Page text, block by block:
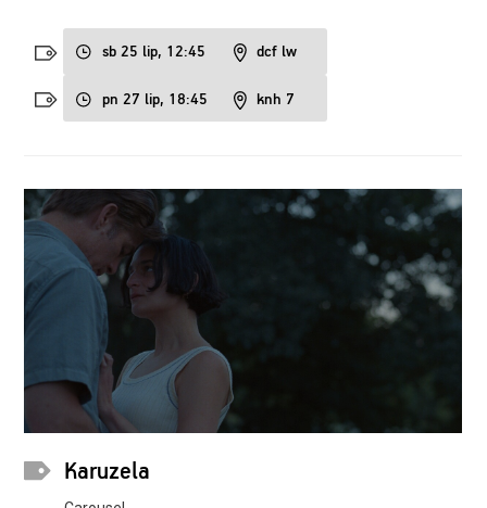
sb 25 lip, 12:45 dcf lw
pn 27 lip, 18:45 knh 7
Karuzela